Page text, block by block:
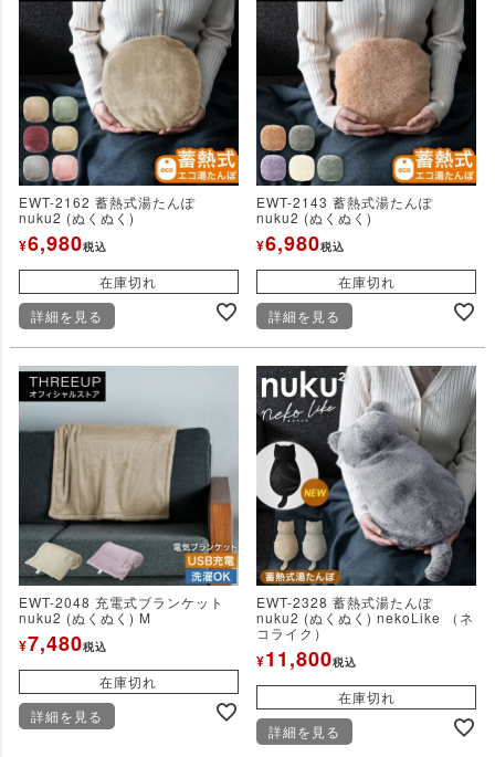
EWT-2162 蓄熱式湯たんぽ
nuku2 (ぬくぬく)
¥6,980税込
在庫切れ
詳細を見る
EWT-2143 蓄熱式湯たんぽ
nuku2 (ぬくぬく)
¥6,980税込
在庫切れ
詳細を見る
EWT-2048 充電式ブランケット
nuku2 (ぬくぬく) M
¥7,480税込
在庫切れ
詳細を見る
EWT-2328 蓄熱式湯たんぽ
nuku2 (ぬくぬく) nekoLike （ネ
コライク）
¥11,800税込
在庫切れ
詳細を見る